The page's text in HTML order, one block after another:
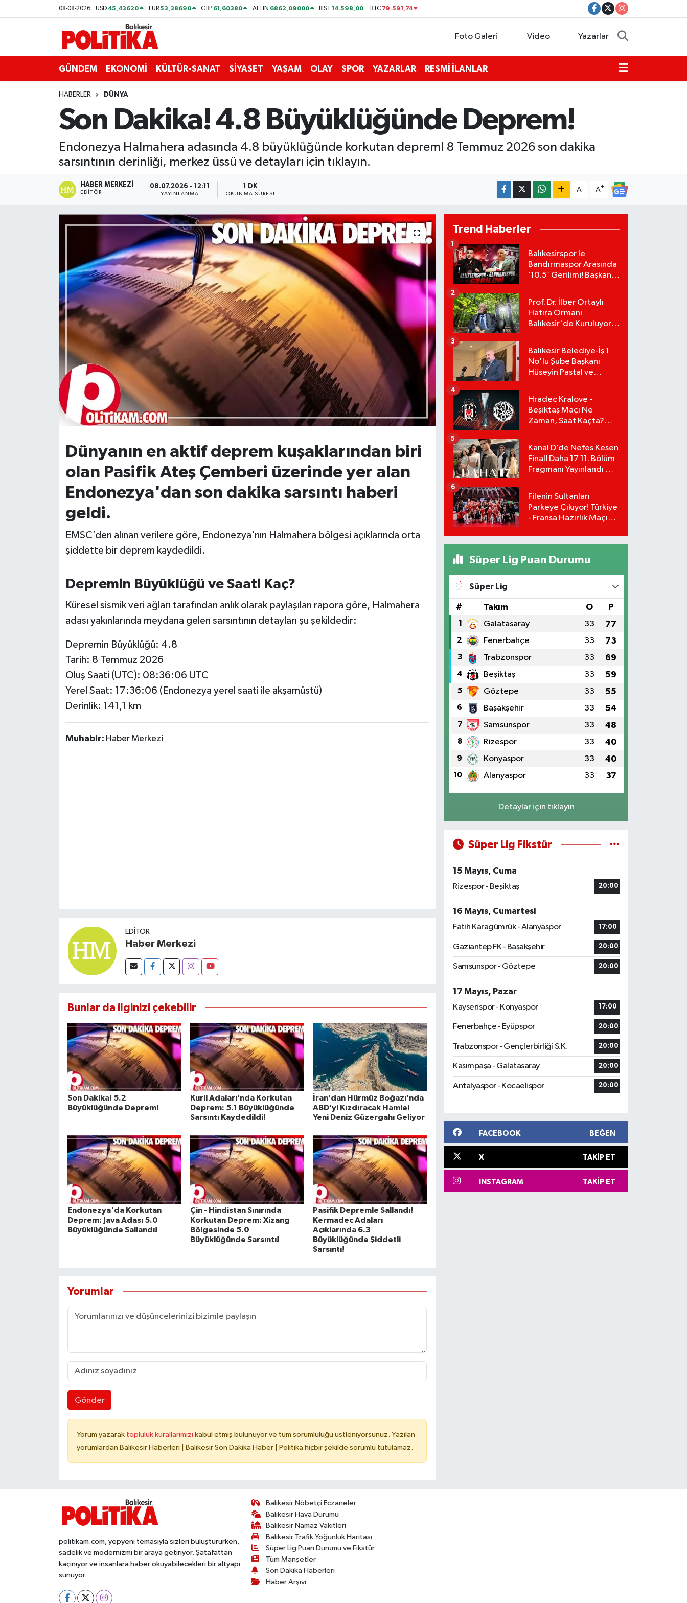
08-08-2026 USD 45,43620 EUR53,38690 GBP 61,60380 ALTIN 6862,09000 BİST14.598,00 BTC 79.591,74
Foto Galeri Video Yazarlar
GÜNDEM EKONOMİ KÜLTÜR-SANAT SİYASET YAŞAM OLAY SPOR YAZARLAR RESMİ İLANLAR
HABERLER DÜNYA
Son Dakika! 4.8 Büyüklüğünde Deprem!
Endonezya Halmahera adasında 4.8 büyüklüğünde korkutan deprem! 8 Temmuz 2026 son dakika
sarsıntının derinliği, merkez üssü ve detayları için tıklayın.
HABER MERKEZI
EDITÖR
08.07.2026 - 12:11
YAYINLANMA
1 DK
OKUNMA SÜRESI
A- A+
Dünyanın en aktif deprem kuşaklarından biri
olan Pasifik Ateş Çemberi üzerinde yer alan
Endonezya'dan son dakika sarsıntı haberi
geldi.
EMSC’den alınan verilere göre, Endonezya'nın Halmahera bölgesi açıklarında orta
şiddette bir deprem kaydedildi.
Depremin Büyüklüğü ve Saati Kaç?
Küresel sismik veri ağları tarafından anlık olarak paylaşılan rapora göre, Halmahera
adası yakınlarında meydana gelen sarsıntının detayları şu şekildedir:
Depremin Büyüklüğü: 4.8
Tarih: 8 Temmuz 2026
Oluş Saati (UTC): 08:36:06 UTC
Yerel Saat: 17:36:06 (Endonezya yerel saati ile akşamüstü)
Derinlik: 141,1 km
Muhabir: Haber Merkezi
EDITÖR
Haber Merkezi
Bunlar da ilginizi çekebilir
Son Dakika! 5.2
Büyüklüğünde Deprem!
Kuril Adaları’nda Korkutan
Deprem: 5.1 Büyüklüğünde
Sarsıntı Kaydedildi!
İran’dan Hürmüz Boğazı’nda
ABD’yi Kızdıracak Hamle!
Yeni Deniz Güzergahı Geliyor
Endonezya'da Korkutan
Deprem: Java Adası 5.0
Büyüklüğünde Sallandı!
Çin - Hindistan Sınırında
Korkutan Deprem: Xizang
Bölgesinde 5.0
Büyüklüğünde Sarsıntı!
Pasifik Depremle Sallandı!
Kermadec Adaları
Açıklarında 6.3
Büyüklüğünde Şiddetli
Sarsıntı!
Yorumlar
Gönder
Yorum yazarak topluluk kurallarımızı kabul etmiş bulunuyor ve tüm sorumluluğu üstleniyorsunuz. Yazılan
yorumlardan Balıkesir Haberleri | Balıkesir Son Dakika Haber | Politika hiçbir şekilde sorumlu tutulamaz.
Trend Haberler
Balıkesirspor le
Bandırmaspor Arasında
‘10.5’ Gerilimi! Başkan
Murat Karakoyun'a Sert
Tepki!
1
Prof. Dr. İlber Ortaylı
Hatıra Ormanı
Balıkesir'de Kuruluyor!
Bağışlarını Başlattı!
2
Balıkesir Belediye-İş 1
No'lu Şube Başkanı
Hüseyin Pastal ve
3
Hradec Kralove -
Beşiktaş Maçı Ne
Zaman, Saat Kaçta?
Detayları!
4
Kanal D’de Nefes Kesen
Final! Daha 17 11. Bölüm
Fragmanı Yayınlandı Mı?
5
Filenin Sultanları
Parkeye Çıkıyor! Türkiye
- Fransa Hazırlık Maçı
6
Süper Lig Puan Durumu
Süper Lig
# Takım O P
1 Galatasaray 33 77
2 Fenerbahçe 33 73
3 Trabzonspor 33 69
4 Beşiktaş 33 59
5 Göztepe 33 55
6 Başakşehir 33 54
7 Samsunspor 33 48
8 Rizespor 33 40
9 Konyaspor 33 40
10 Alanyaspor 33 37
Detaylar için tıklayın
Süper Lig Fikstür
15 Mayıs, Cuma
Rizespor - Beşiktaş
20:00
16 Mayıs, Cumartesi
Fatih Karagümrük - Alanyaspor
17:00
Gaziantep FK - Başakşehir 20:00
Samsunspor - Göztepe 20:00
17 Mayıs, Pazar
Kayserispor - Konyaspor
17:00
Fenerbahçe - Eyüpspor 20:00
Trabzonspor - Gençlerbirliği S.K. 20:00
Kasımpaşa - Galatasaray 20:00
Antalyaspor - Kocaelispor 20:00
FACEBOOK BEĞEN
X TAKIP ET
INSTAGRAM TAKIP ET
politikam.com, yepyeni temasıyla sizleri buluştururken,
sadelik ve modernizmi bir araya getiriyor. Şatafattan
kaçınıyor ve insanlara haber okuyabilecekleri bir altyapı
sunuyor.
Balıkesir Nöbetçi Eczaneler
Balıkesir Hava Durumu
Balıkesir Namaz Vakitleri
Balıkesir Trafik Yoğunluk Haritası
Süper Lig Puan Durumu ve Fikstür
Tüm Manşetler
Son Dakika Haberleri
Haber Arşivi
ASTROLOJİ
Bandırma
Burhaniye
Dursunbey
Edremit
EKONOMİ
KENT GÜNDEMİ
MAGAZİN
OTOMOTİV
TARİHTE BUGÜN
VİZYONDAKİLER
Balıkesir Nöbetçi Eczaneler
Balıkesir Hava Durumu
Balıkesir Namaz Vakitleri
Balıkesir Trafik Yoğunluk Haritası
Süper Lig Puan Durumu ve Fikstür
Son Dakika Haberleri